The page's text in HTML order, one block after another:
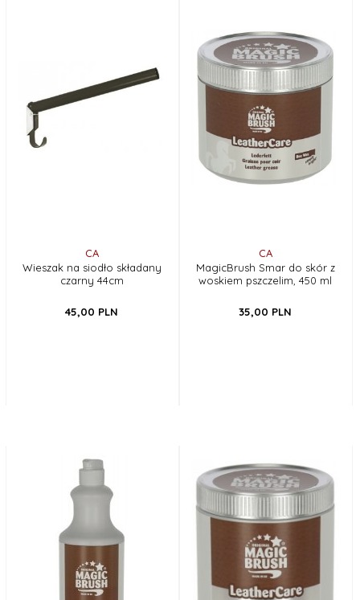
CA
Wieszak na siodło składany
czarny 44cm
45,00 PLN
CA
MagicBrush Smar do skór z
woskiem pszczelim, 450 ml
35,00 PLN